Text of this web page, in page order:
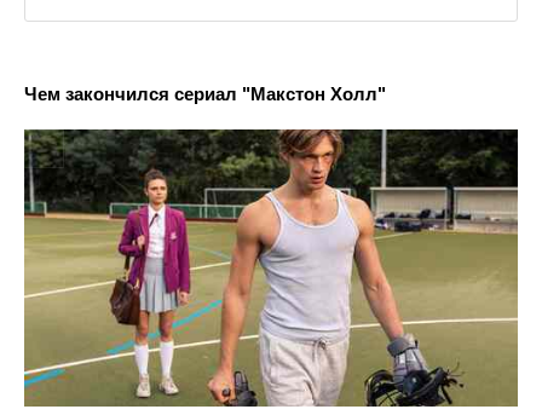
Чем закончился сериал "Макстон Холл"